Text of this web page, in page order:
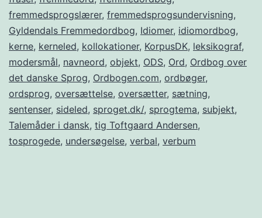
fremmedsprogslærer, fremmedsprogsundervisning,
Gyldendals Fremmedordbog, Idiomer, idiomordbog,
kerne, kerneled, kollokationer, KorpusDK, leksikograf,
modersmål, navneord, objekt, ODS, Ord, Ordbog over
det danske Sprog, Ordbogen.com, ordbøger,
ordsprog, oversættelse, oversætter, sætning,
sentenser, sideled, sproget.dk/, sprogtema, subjekt,
Talemåder i dansk, tig Toftgaard Andersen,
tosprogede, undersøgelse, verbal, verbum